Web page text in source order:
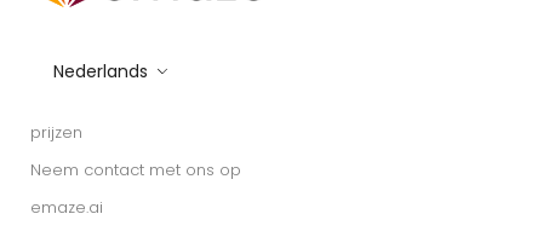
Nederlands
prijzen
Neem contact met ons op
emaze.ai